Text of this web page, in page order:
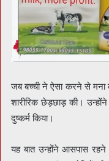
जब बच्ची ने ऐसा करने से मना
शारीरिक छेड़छाड़ की।
दुष्कर्म किया।
यह बात उन्होंने आसपास रहने